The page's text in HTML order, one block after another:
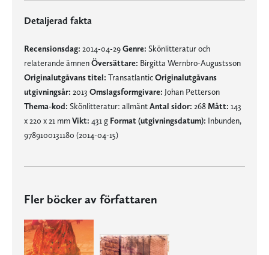
Detaljerad fakta
Recensionsdag: 2014-04-29Genre: Skönlitteratur och
relaterande ämnenÖversättare: Birgitta Wernbro-Augustsson
Originalutgåvans titel: TransatlanticOriginalutgåvans
utgivningsår: 2013 Omslagsformgivare: Johan Petterson
Thema-kod: Skönlitteratur: allmäntAntal sidor: 268 Mått: 143
x 220 x 21 mmVikt: 431 g Format (utgivningsdatum): Inbunden,
9789100131180 (2014-04-15)
Fler böcker av författaren